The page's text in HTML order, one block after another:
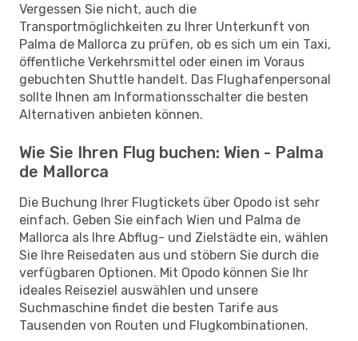
Vergessen Sie nicht, auch die
Transportmöglichkeiten zu Ihrer Unterkunft von
Palma de Mallorca zu prüfen, ob es sich um ein Taxi,
öffentliche Verkehrsmittel oder einen im Voraus
gebuchten Shuttle handelt. Das Flughafenpersonal
sollte Ihnen am Informationsschalter die besten
Alternativen anbieten können.
Wie Sie Ihren Flug buchen: Wien - Palma
de Mallorca
Die Buchung Ihrer Flugtickets über Opodo ist sehr
einfach. Geben Sie einfach Wien und Palma de
Mallorca als Ihre Abflug- und Zielstädte ein, wählen
Sie Ihre Reisedaten aus und stöbern Sie durch die
verfügbaren Optionen. Mit Opodo können Sie Ihr
ideales Reiseziel auswählen und unsere
Suchmaschine findet die besten Tarife aus
Tausenden von Routen und Flugkombinationen.